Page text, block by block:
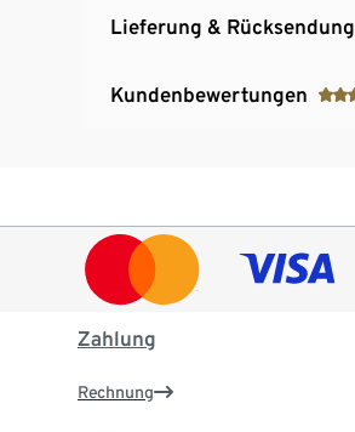
Lieferung & Rücksendung
Kundenbewertungen
Zahlung
Rechnung